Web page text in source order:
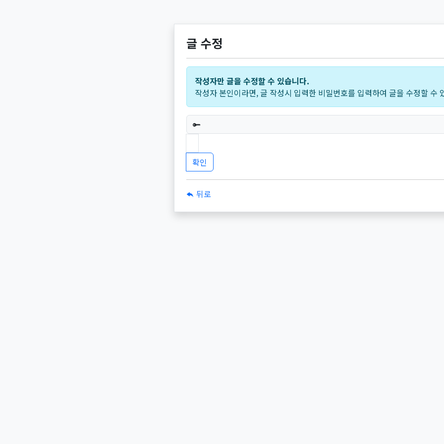
글 수정
작성자만 글을 수정할 수 있습니다.
작성자 본인이라면, 글 작성시 입력한 비밀번호를 입력하여 글을 수정할 수
필수
뒤로